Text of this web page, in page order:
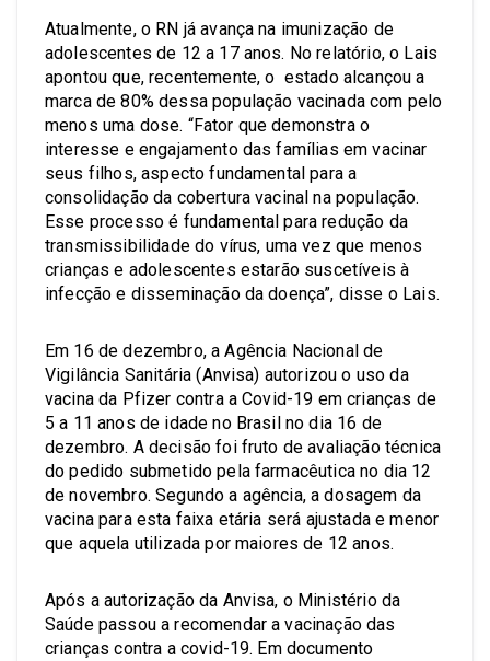
Atualmente, o RN já avança na imunização de
adolescentes de 12 a 17 anos. No relatório, o Lais
apontou que, recentemente, o estado alcançou a
marca de 80% dessa população vacinada com pelo
menos uma dose. “Fator que demonstra o
interesse e engajamento das famílias em vacinar
seus filhos, aspecto fundamental para a
consolidação da cobertura vacinal na população.
Esse processo é fundamental para redução da
transmissibilidade do vírus, uma vez que menos
crianças e adolescentes estarão suscetíveis à
infecção e disseminação da doença”, disse o Lais.
Em 16 de dezembro, a Agência Nacional de
Vigilância Sanitária (Anvisa) autorizou o uso da
vacina da Pfizer contra a Covid-19 em crianças de
5 a 11 anos de idade no Brasil no dia 16 de
dezembro. A decisão foi fruto de avaliação técnica
do pedido submetido pela farmacêutica no dia 12
de novembro. Segundo a agência, a dosagem da
vacina para esta faixa etária será ajustada e menor
que aquela utilizada por maiores de 12 anos.
Após a autorização da Anvisa, o Ministério da
Saúde passou a recomendar a vacinação das
crianças contra a covid-19. Em documento